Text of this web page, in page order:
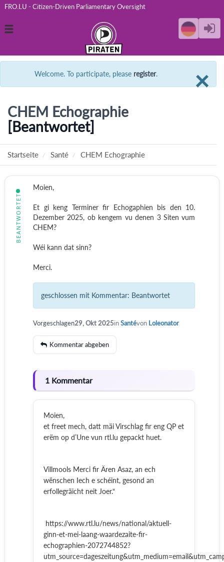
FRO.LU - Citizen-Driven Parliamentary Oversight
Toggle
×
Welcome. To participate, please register.
CHEM Echographie
[Beantwortet]
Startseite Santé CHEM Echographie
BEANTWORTET
Moien,
Et gi keng Terminer fir Echogaphien bis den 10.
Dezember 2025, ob kengem vu denen 3 Siten vum
CHEM?
Wéi kann dat sinn?
Merci.
geschlossen mit Kommentar: Beantwortet
Vorgeschlagen29, Okt 2025inSantévon Loleonator
Kommentar abgeben
1 Kommentar
Moien,
et freet mech, datt mäi Virschlag fir eng QP et
erëm op d’Une vun rtl.lu gepackt huet.
Villmools Merci fir Ären Asaz, an ech
wënschen Iech e schéint, gesond an
erfollegräicht neit Joer.“
https://www.rtl.lu/news/national/aktuell-
ginn-et-mei-laang-waardezaite-fir-
echographien-2072744852?